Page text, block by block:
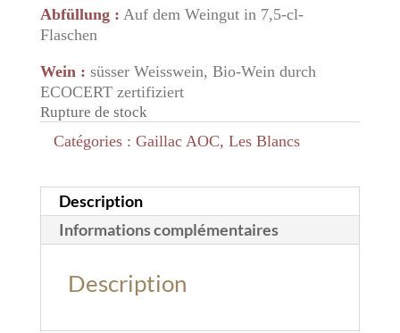
Abfüllung : Auf dem Weingut in 7,5-cl-
Flaschen
Wein : süsser Weisswein, Bio-Wein durch
ECOCERT zertifiziert
Rupture de stock
Catégories : Gaillac AOC, Les Blancs
Description
Informations complémentaires
Description